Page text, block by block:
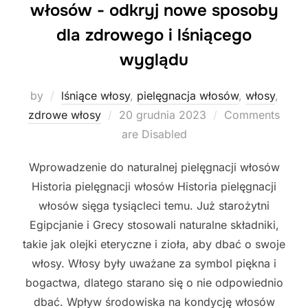
włosów - odkryj nowe sposoby
dla zdrowego i lśniącego
wyglądu
by lśniące włosy, pielęgnacja włosów, włosy,
zdrowe włosy
Posted
on
20 grudnia 2023
Comments
are Disabled
Wprowadzenie do naturalnej pielęgnacji włosów
Historia pielęgnacji włosów Historia pielęgnacji
włosów sięga tysiącleci temu. Już starożytni
Egipcjanie i Grecy stosowali naturalne składniki,
takie jak olejki eteryczne i zioła, aby dbać o swoje
włosy. Włosy były uważane za symbol piękna i
bogactwa, dlatego starano się o nie odpowiednio
dbać. Wpływ środowiska na kondycję włosów